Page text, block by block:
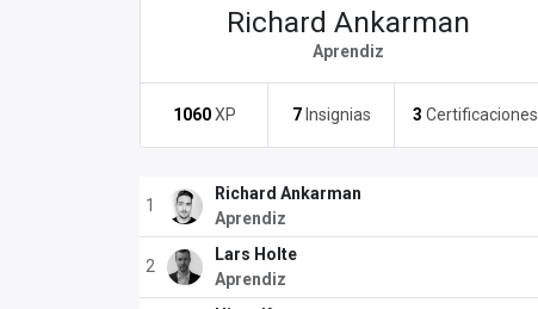
Richard Ankarman
Aprendiz
1060 XP 7 Insignias 3 Certificaciones
1
Richard Ankarman
Aprendiz
2
Lars Holte
Aprendiz